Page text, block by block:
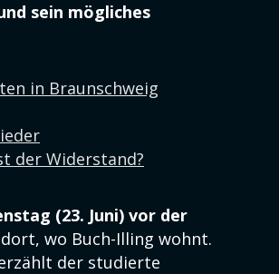
sein mögliches
in Braunschweig
der Widerstand?
(23. Juni) vor der
wo Buch-Illing wohnt.
der studierte